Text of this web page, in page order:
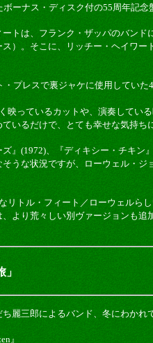
ーナス・ディスク付の55周年記念
トは、フランク・ザッパのバンド
）。そこに、リッチー・ヘイワー
・プレスで裏ジャケに使用してい
映っているカットや、演奏してい
いるだけで、とても幸せな気持ち
』(1972)、『ディキシー・チキン
うな状況ですが、ローウェル・
リトル・フィート／ローウェルら
より荒々しい別ヴァージョンも追
麗三郎によるバンド、冬にわかれ
』